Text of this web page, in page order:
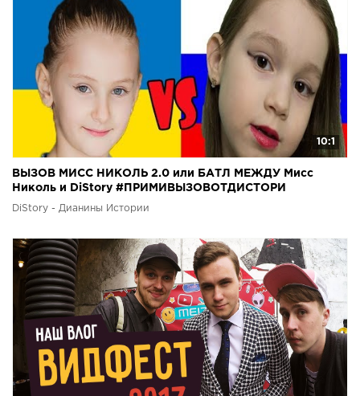
10:1
ВЫЗОВ МИСС НИКОЛЬ 2.0 или БАТЛ МЕЖДУ Мисс
Николь и DiStory #ПРИМИВЫЗОВОТДИСТОРИ
DiStory - Дианины Истории